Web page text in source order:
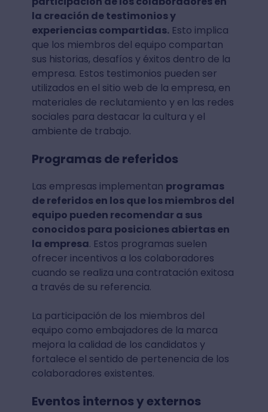
la creación de testimonios y
experiencias compartidas.Esto implica
que los miembros del equipo compartan
sus historias, desafíos y éxitos dentro de la
empresa. Estos testimonios pueden ser
utilizados en el sitio web de la empresa, en
materiales de reclutamiento y en las redes
sociales para destacar la cultura y el
ambiente de trabajo.
Programas de referidos
Las empresas implementan programas
de referidos en los que los miembros del
equipo pueden recomendar a sus
conocidos para posiciones abiertas en
la empresa. Estos programas suelen
ofrecer incentivos a los colaboradores
cuando se realiza una contratación exitosa
a través de su referencia.
La participación de los miembros del
equipo como embajadores de la marca
mejora la calidad de los candidatos y
fortalece el sentido de pertenencia de los
colaboradores existentes.
Eventos internos y externos